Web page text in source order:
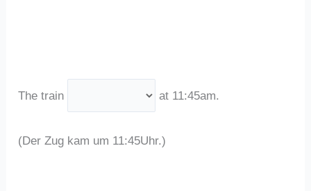
The train at 11:45am.
(Der Zug kam um 11:45Uhr.)